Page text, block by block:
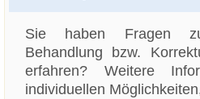
Sie haben Fragen
Behandlung bzw.
erfahren? Weitere
individuellen